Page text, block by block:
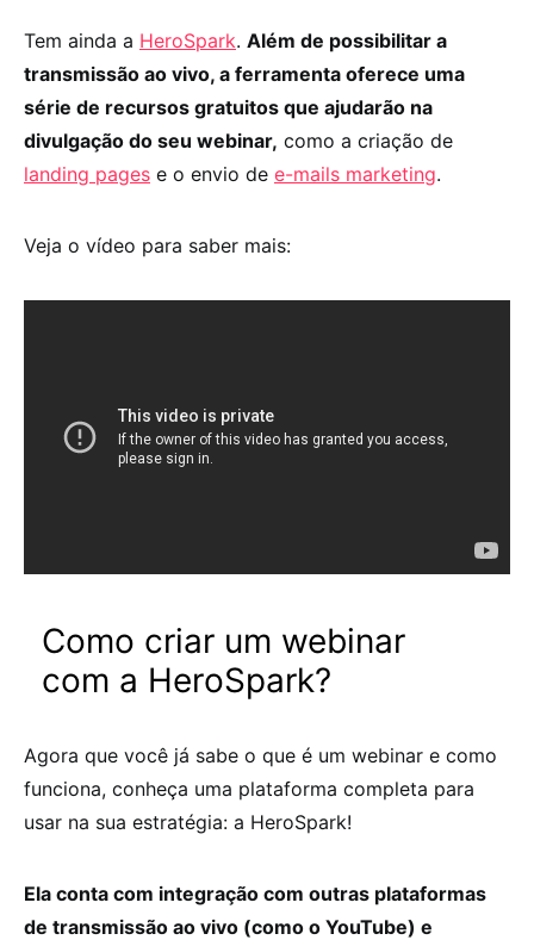
Tem ainda a HeroSpark. Além de possibilitar a
transmissão ao vivo, a ferramenta oferece uma
série de recursos gratuitos que ajudarão na
divulgação do seu webinar, como a criação de
landing pages e o envio de e-mails marketing.
Veja o vídeo para saber mais:
Como criar um webinar
com a HeroSpark?
Agora que você já sabe o que é um webinar e como
funciona, conheça uma plataforma completa para
usar na sua estratégia: a HeroSpark!
Ela conta com integração com outras plataformas
de transmissão ao vivo (como o YouTube) e